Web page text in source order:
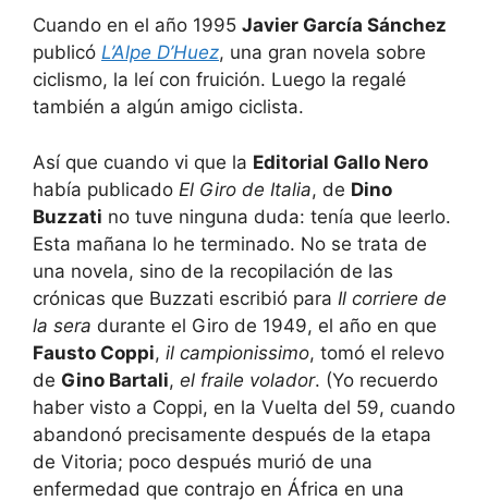
Cuando en el año 1995 Javier García Sánchez
publicó L’Alpe D’Huez, una gran novela sobre
ciclismo, la leí con fruición. Luego la regalé
también a algún amigo ciclista.
Así que cuando vi que la Editorial Gallo Nero
había publicado El Giro de Italia, de Dino
Buzzati no tuve ninguna duda: tenía que leerlo.
Esta mañana lo he terminado. No se trata de
una novela, sino de la recopilación de las
crónicas que Buzzati escribió para Il corriere de
la sera durante el Giro de 1949, el año en que
Fausto Coppi, il campionissimo, tomó el relevo
de Gino Bartali, el fraile volador. (Yo recuerdo
haber visto a Coppi, en la Vuelta del 59, cuando
abandonó precisamente después de la etapa
de Vitoria; poco después murió de una
enfermedad que contrajo en África en una